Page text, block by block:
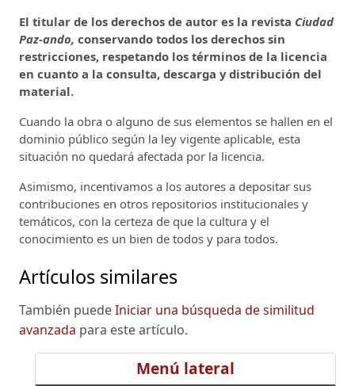
El titular de los derechos de autor es la revista Ciudad
Paz-ando, conservando todos los derechos sin
restricciones, respetando los términos de la licencia
en cuanto a la consulta, descarga y distribución del
material.
Cuando la obra o alguno de sus elementos se hallen en el
dominio público según la ley vigente aplicable, esta
situación no quedará afectada por la licencia.
Asimismo, incentivamos a los autores a depositar sus
contribuciones en otros repositorios institucionales y
temáticos, con la certeza de que la cultura y el
conocimiento es un bien de todos y para todos.
Artículos similares
También puedeIniciar una búsqueda de similitud
avanzada para este artículo.
Menú lateral